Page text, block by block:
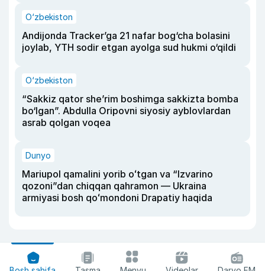
O‘zbekiston
Andijonda Tracker’ga 21 nafar bog‘cha bolasini
joylab, YTH sodir etgan ayolga sud hukmi o‘qildi
O‘zbekiston
“Sakkiz qator she’rim boshimga sakkizta bomba
bo‘lgan”. Abdulla Oripovni siyosiy ayblovlardan
asrab qolgan voqea
Dunyo
Mariupol qamalini yorib oʻtgan va “Izvarino
qozoni”dan chiqqan qahramon — Ukraina
armiyasi bosh qoʻmondoni Drapatiy haqida